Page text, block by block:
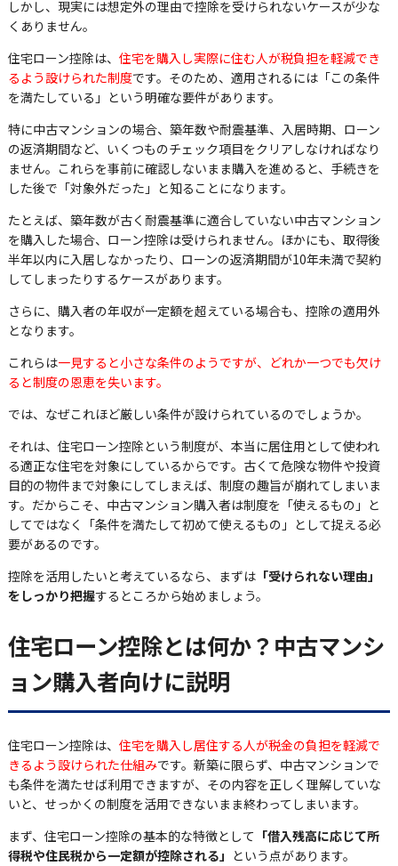
しかし、現実には想定外の理由で控除を受けられないケースが少な
くありません。
住宅ローン控除は、 住宅を購入し実際に住む人が税負担を軽減でき
るよう設けられた制度です。そのため、適用されるには「この条件
を満たしている」という明確な要件があります。
特に中古マンションの場合、築年数や耐震基準、入居時期、ローン
の返済期間など、いくつものチェック項目をクリアしなければなり
ません。これらを事前に確認しないまま購入を進めると、手続きを
した後で「対象外だった」と知ることになります。
たとえば、築年数が古く耐震基準に適合していない中古マンション
を購入した場合、ローン控除は受けられません。ほかにも、取得後
半年以内に入居しなかったり、ローンの返済期間が10年未満で契約
してしまったりするケースがあります。
さらに、購入者の年収が一定額を超えている場合も、控除の適用外
となります。
これらは一見すると小さな条件のようですが、どれか一つでも欠け
ると制度の恩恵を失います。
では、なぜこれほど厳しい条件が設けられているのでしょうか。
それは、住宅ローン控除という制度が、本当に居住用として使われ
る適正な住宅を対象にしているからです。古くて危険な物件や投資
目的の物件まで対象にしてしまえば、制度の趣旨が崩れてしまいま
す。だからこそ、中古マンション購入者は制度を「使えるもの」と
してではなく「条件を満たして初めて使えるもの」として捉える必
要があるのです。
控除を活用したいと考えているなら、まずは「受けられない理由」
をしっかり把握するところから始めましょう。
住宅ローン控除とは何か？中古マンシ
ョン購入者向けに説明
住宅ローン控除は、 住宅を購入し居住する人が税金の負担を軽減で
きるよう設けられた仕組みです。新築に限らず、中古マンションで
も条件を満たせば利用できますが、その内容を正しく理解していな
いと、せっかくの制度を活用できないまま終わってしまいます。
まず、住宅ローン控除の基本的な特徴として 「借入残高に応じて所
得税や住民税から一定額が控除される」 という点があります。